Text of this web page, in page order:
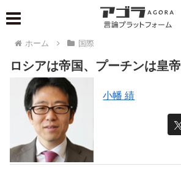
ホーム 国際
ロシアは帝国、プーチンは皇帝
小幡 績